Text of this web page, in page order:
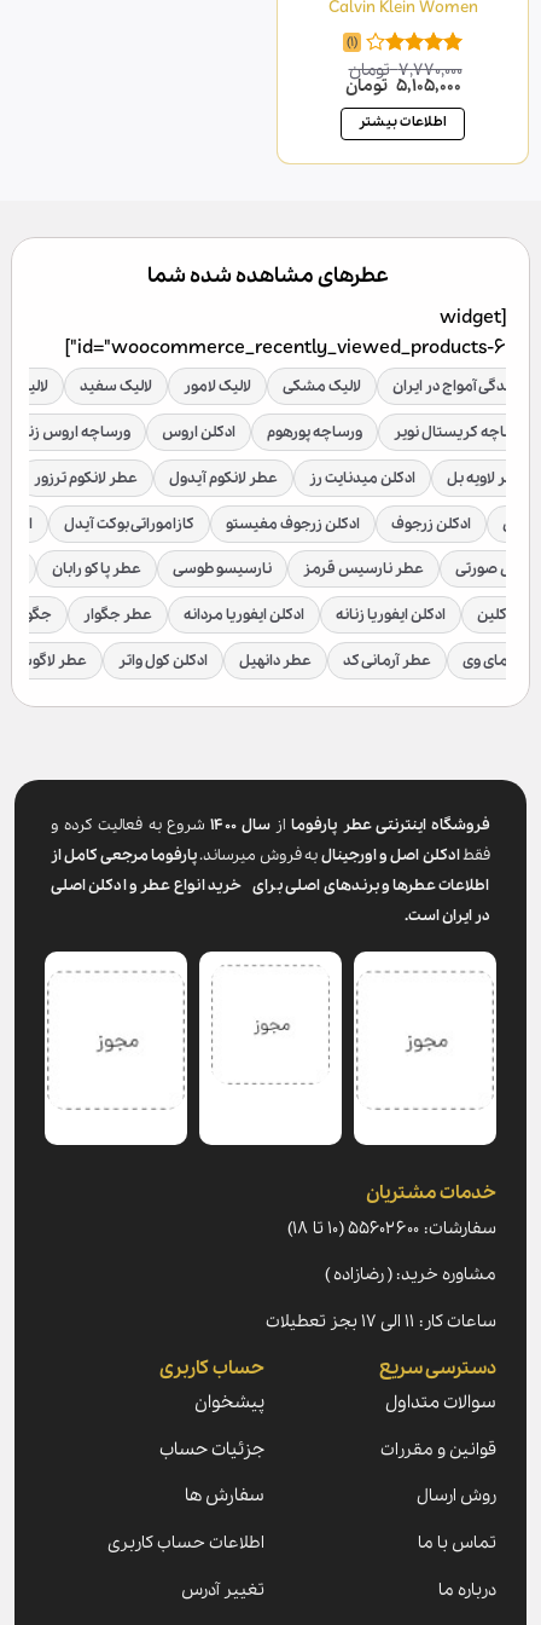
Calvin Klein Women
امتیاز
4.00از 5
(1)
7,770,000 تومان
قیمت
اصلی
7,770,000 تومان
بود.
5,105,000 تومانقیمت
است. اطلاعات بیشتر
عطرهای مشاهده شده شما
[widget
id="woocommerce_recently_viewed_products-6"]
نمایندگی آمواج در ایران لالیک مشکی لالیک لامور لالیک سفید لالیک
ورساچه کریستال نویر ورساچه پورهوم ادکلن اروس ورساچه اروس زنانه
عطر لاویه بل ادکلن میدنایت رز عطر لانکوم آیدول عطر لانکوم ترزور
ادکلن زرجوف ادکلن زرجوف مفیستو کازاموراتی بوکت آیدل
صورتی عطر نارسیس قرمز نارسیسو طوسی عطر پاکو رابان
کلین ادکلن ایفوریا زنانه ادکلن ایفوریا مردانه عطر جگوار جگوار
عطر مای وی عطر آرمانی کد عطر دانهیل ادکلن کول واتر عطر لاگوست
فروشگاه اینترنتی عطر پارفوما از سال ۱۴۰۰
شروع به فعالیت کرده و
فقطادکلن اصل و اورجینالبه فروش میرساند.پارفومامرجعی کامل از
اطلاعات عطرها و برندهای اصلی برای خرید انواع عطر و ادکلن اصلی
در ایران است.
خدمات مشتریان
سفارشات: ۵۵۶۰۲۶۰۰ (۱۰ تا ۱۸)
مشاوره خرید: ( رضازاده )
ساعات کار: ۱۱ الی ۱۷ بجز تعطیلات
دسترسی سریع
سوالات متداول
قوانین و مقررات
روش ارسال
تماس با ما
درباره ما
حساب کاربری
پیشخوان
جزئیات حساب
سفارش ها
اطلاعات حساب کاربری
تغییر آدرس